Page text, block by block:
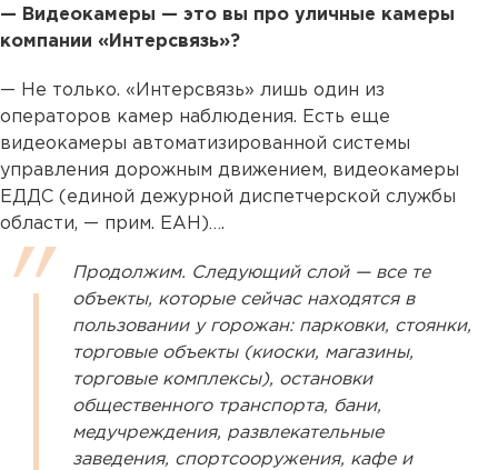
— Видеокамеры — это вы про уличные камеры
компании «Интерсвязь»?
— Не только. «Интерсвязь» лишь один из
операторов камер наблюдения. Есть еще
видеокамеры автоматизированной системы
управления дорожным движением, видеокамеры
ЕДДС (единой дежурной диспетчерской службы
области, — прим. ЕАН)….
Продолжим. Следующий слой — все те
объекты, которые сейчас находятся в
пользовании у горожан: парковки, стоянки,
торговые объекты (киоски, магазины,
торговые комплексы), остановки
общественного транспорта, бани,
медучреждения, развлекательные
заведения, спортсооружения, кафе и